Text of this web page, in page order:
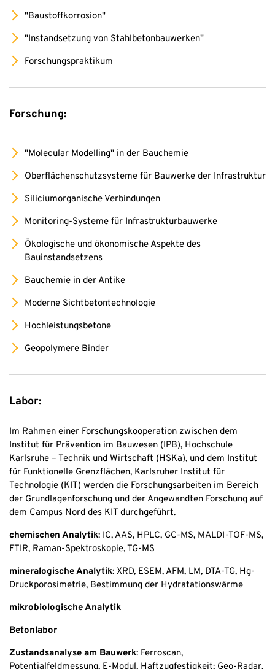
"Baustoffkorrosion"
"Instandsetzung von Stahlbetonbauwerken"
Forschungspraktikum
Forschung:
"Molecular Modelling" in der Bauchemie
Oberflächenschutzsysteme für Bauwerke der Infrastruktur
Siliciumorganische Verbindungen
Monitoring-Systeme für Infrastrukturbauwerke
Ökologische und ökonomische Aspekte des
Bauinstandsetzens
Bauchemie in der Antike
Moderne Sichtbetontechnologie
Hochleistungsbetone
Geopolymere Binder
Labor:
Im Rahmen einer Forschungskooperation zwischen dem
Institut für Prävention im Bauwesen (IPB), Hochschule
Karlsruhe – Technik und Wirtschaft (HSKa), und dem Institut
für Funktionelle Grenzflächen, Karlsruher Institut für
Technologie (KIT) werden die Forschungsarbeiten im Bereich
der Grundlagenforschung und der Angewandten Forschung auf
dem Campus Nord des KIT durchgeführt.
chemischen Analytik: IC, AAS, HPLC, GC-MS, MALDI-TOF-MS,
FTIR, Raman-Spektroskopie, TG-MS
mineralogische Analytik: XRD, ESEM, AFM, LM, DTA-TG, Hg-
Druckporosimetrie, Bestimmung der Hydratationswärme
mikrobiologische Analytik
Betonlabor
Zustandsanalyse am Bauwerk: Ferroscan,